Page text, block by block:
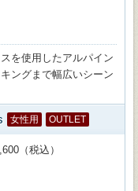
を使用したアルパイン
ングまで幅広いシーン
女性用 OUTLET
（税込）